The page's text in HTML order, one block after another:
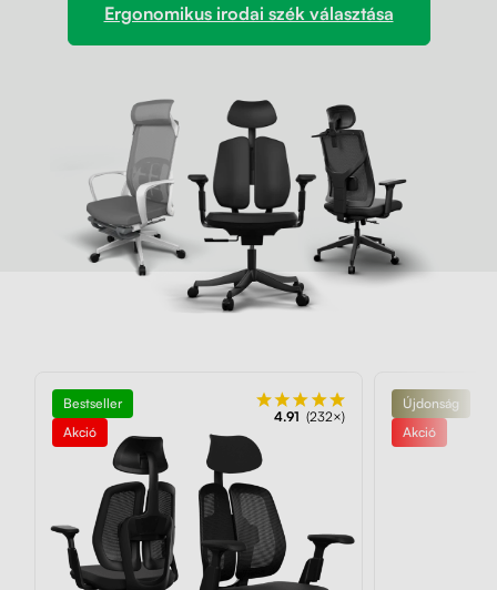
Ergonomikus irodai szék választása
Bestseller
Akció
4.91 (232×)
Újdonság
Akció